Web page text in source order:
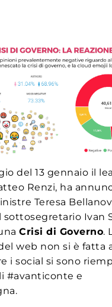
del 13 gennaio il
Renzi, ha
Teresa
Ivan
Crisi di Governo.
web non si è fatta
i social si sono
#avanticonte e